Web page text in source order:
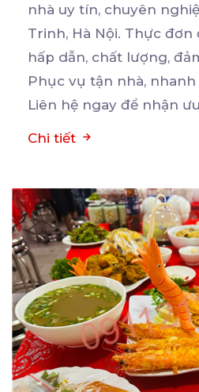
nhà uy tín, chuyên
Trinh, Hà Nội. Thực đơn
hấp dẫn, chất lượng,
Phục vụ tận nhà,
Liên hệ ngay để nhận
Chi tiết